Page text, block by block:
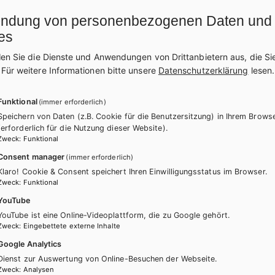
KOMPETENZ:DEUTSCH Sprachbuch für
inkl. MwSt., zzgl. Versandkosten | E-Book-Codes sind nur bei Bestellung über die
Dieses Lehrer/innenhandbuch enthält
WEITERLESEN
Dieses Werk ist nur für registrierte Lehrer/innen bestellbar.
Bitteanmelden, um zu bestellen.
von personenbezogenen Daten und
Sie die Dienste und Anwendungen von Drittanbietern aus, die
Für weitere Informationen bitte unsere Datenschutzerklärung lesen.
(immer erforderlich)
von Daten (z.B. Cookie für die Benutzersitzung) in Ihrem
für die Nutzung dieser Website).
: Funktional
manager (immer erforderlich)
Cookie & Consent speichert Ihren Einwilligungsstatus im Browser.
: Funktional
ist eine Online-Videoplattform, die zu Google gehört.
: Eingebettete externe Inhalte
Analytics
zur Auswertung von Online-Besuchen der Webseite.
: Analysen